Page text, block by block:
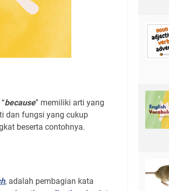
because” memiliki arti yang
dan fungsi yang cukup
beserta contohnya.
, adalah pembagian kata